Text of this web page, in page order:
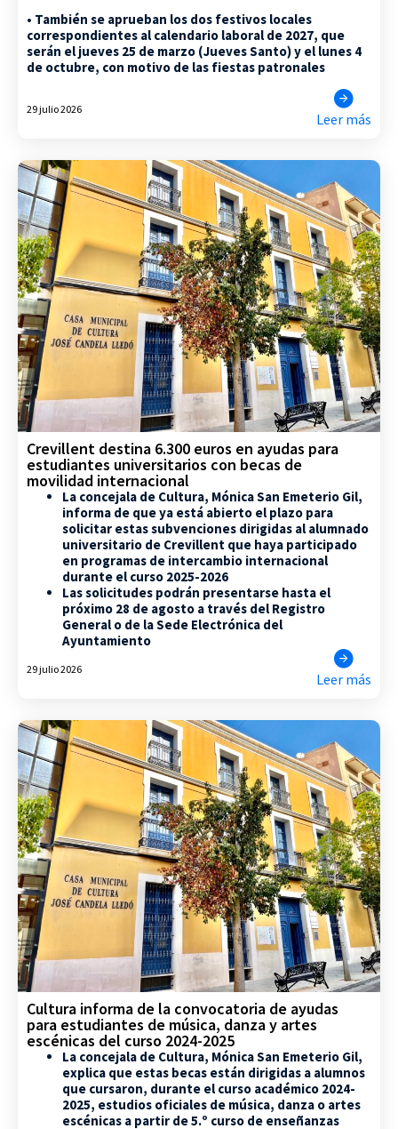
• También se aprueban los dos festivos locales
correspondientes al calendario laboral de 2027, que
serán el jueves 25 de marzo (Jueves Santo) y el lunes 4
de octubre, con motivo de las fiestas patronales
29 julio 2026
Leer más
Crevillent destina 6.300 euros en ayudas para
estudiantes universitarios con becas de
movilidad internacional
La concejala de Cultura, Mónica San Emeterio Gil,
informa de que ya está abierto el plazo para
solicitar estas subvenciones dirigidas al alumnado
universitario de Crevillent que haya participado
en programas de intercambio internacional
durante el curso 2025-2026
Las solicitudes podrán presentarse hasta el
próximo 28 de agosto a través del Registro
General o de la Sede Electrónica del
Ayuntamiento
29 julio 2026
Leer más
Cultura informa de la convocatoria de ayudas
para estudiantes de música, danza y artes
escénicas del curso 2024-2025
La concejala de Cultura, Mónica San Emeterio Gil,
explica que estas becas están dirigidas a alumnos
que cursaron, durante el curso académico 2024-
2025, estudios oficiales de música, danza o artes
escénicas a partir de 5.º curso de enseñanzas